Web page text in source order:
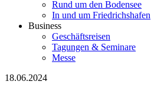
Rund um den Bodensee
In und um Friedrichshafen
Business
Geschäftsreisen
Tagungen & Seminare
Messe
18.06.2024